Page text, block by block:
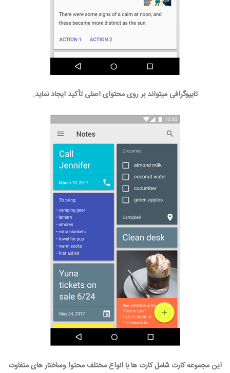
تایپوگرافی میتواند بر روی محتوای اصلی تأکید ایجاد نماید.
این مجموعه کارت شامل کارت ها با انواع مختلف محتوا وساختار های متفاوت